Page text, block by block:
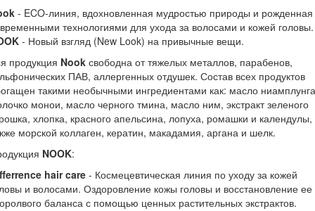
- ECO-линия, вдохновленная мудростью природы и рожденная
технологиями для ухода за волосами и кожей головы.
- Новый взгляд (New Look) на привычные вещи.
продукция Nook свободна от тяжелых металлов, парабенов,
ПАВ, аллергенных отдушек. Состав всех продуктов
такими необычными ингредиентами как: масло
монои, масло черного тмина, масло ним, экстракт зеленого
хлопка, красного апельсина, лопуха, ромашки и календулы,
морской коллаген, кератин, макадамия, аргана и шелк.
NOOK:
hair care - Космецевтическая линия по уходу за кожей
и волосами. Оздоровление кожы головы и восстановление ее
баланса с помощью ценных растительных экстрактов.